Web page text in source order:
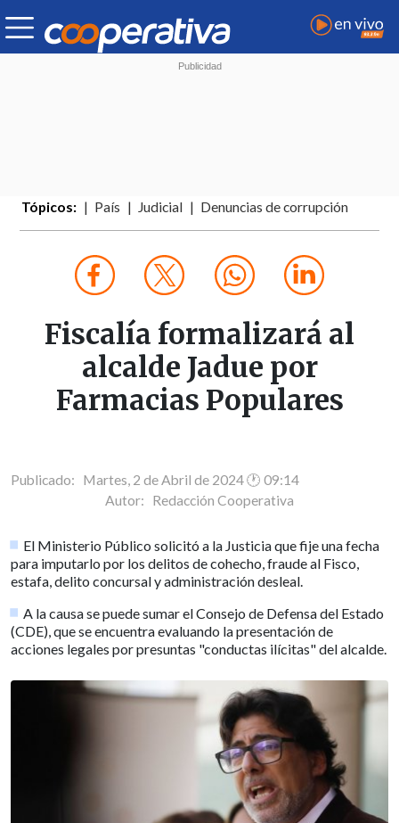
Tópicos: País Judicial Denuncias de corrupción
Fiscalía formalizará al
alcalde Jadue por
Farmacias Populares
Publicado: Martes, 2 de Abril de 2024 🕐 09:14
Autor: Redacción Cooperativa
El Ministerio Público solicitó a la Justicia que fije una fecha
para imputarlo por los delitos de cohecho, fraude al Fisco,
estafa, delito concursal y administración desleal.
A la causa se puede sumar el Consejo de Defensa del Estado
(CDE), que se encuentra evaluando la presentación de
acciones legales por presuntas "conductas ilícitas" del alcalde.